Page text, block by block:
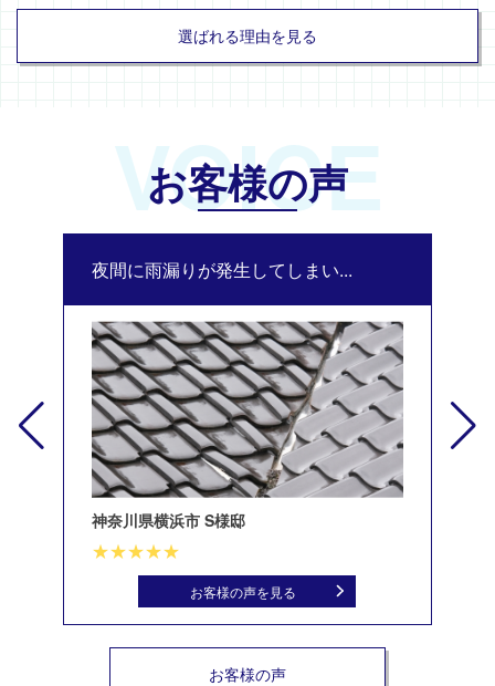
選ばれる理由を見る
VOICE
お客様の声
夜間に雨漏りが発生してしまい...
神奈川県横浜市 S様邸
お客様の声を見る
お客様の声